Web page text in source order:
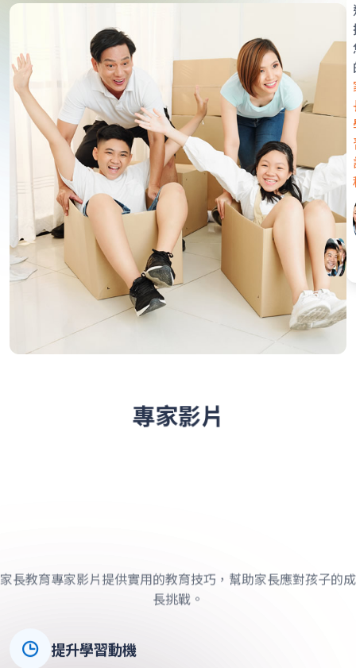
專家影片
影片探討如何引導孩子建立正向思維，提升生活質量。
提升學習動機